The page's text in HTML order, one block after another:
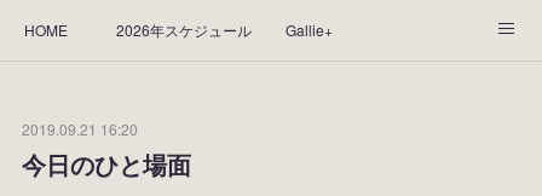
HOME 2026年スケジュール Gallie+
2019.09.21 16:20
今日のひと場面